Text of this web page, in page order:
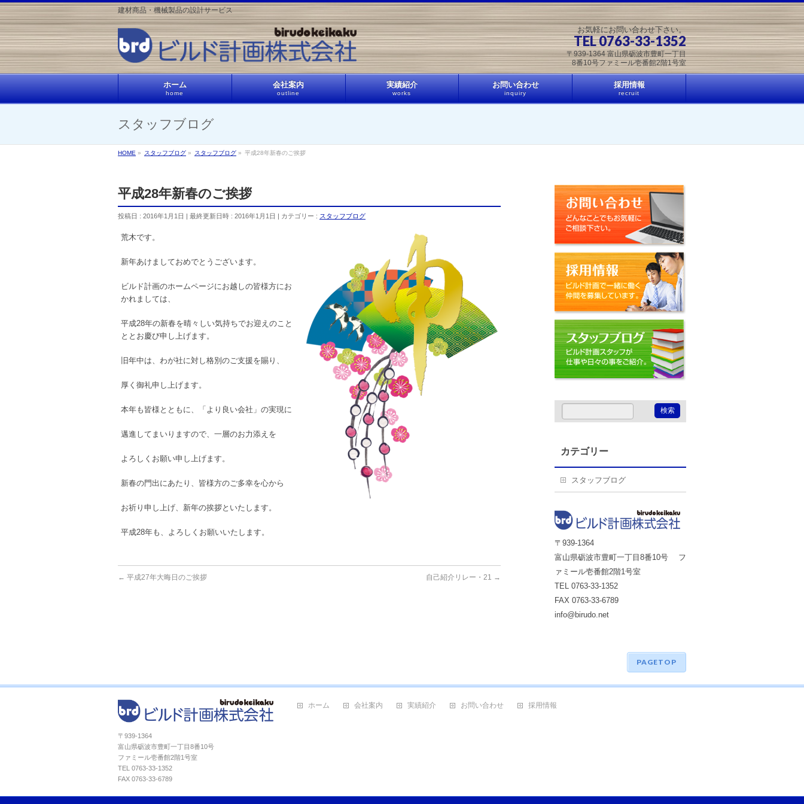
建材商品・機械製品の設計サービス
お気軽にお問い合わせ下さい。
TEL 0763-33-1352
〒939-1364 富山県砺波市豊町一丁目
8番10号ファミール壱番館2階1号室
ホーム
home
会社案内
outline
実績紹介
works
お問い合わせ
inquiry
採用情報
recruit
スタッフブログ
HOME » スタッフブログ » スタッフブログ » 平成28年新春のご挨拶
平成28年新春のご挨拶
投稿日 : 2016年1月1日 最終更新日時 : 2016年1月1日 カテゴリー : スタッフブログ
荒木です。
新年あけましておめでとうございます。
ビルド計画のホームページにお越しの皆様方にお
かれましては、
平成28年の新春を晴々しい気持ちでお迎えのこと
ととお慶び申し上げます。
旧年中は、わが社に対し格別のご支援を賜り、
厚く御礼申し上げます。
本年も皆様とともに、「より良い会社」の実現に
邁進してまいりますので、一層のお力添えを
よろしくお願い申し上げます。
新春の門出にあたり、皆様方のご多幸を心から
お祈り申し上げ、新年の挨拶といたします。
平成28年も、よろしくお願いいたします。
← 平成27年大晦日のご挨拶 自己紹介リレー・21 →
カテゴリー
スタッフブログ
〒939-1364
富山県砺波市豊町一丁目8番10号 フ
ァミール壱番館2階1号室
TEL 0763-33-1352
FAX 0763-33-6789
info@birudo.net
PAGETOP
〒939-1364
富山県砺波市豊町一丁目8番10号
ファミール壱番館2階1号室
TEL 0763-33-1352
FAX 0763-33-6789
ホーム 会社案内 実績紹介 お問い合わせ 採用情報